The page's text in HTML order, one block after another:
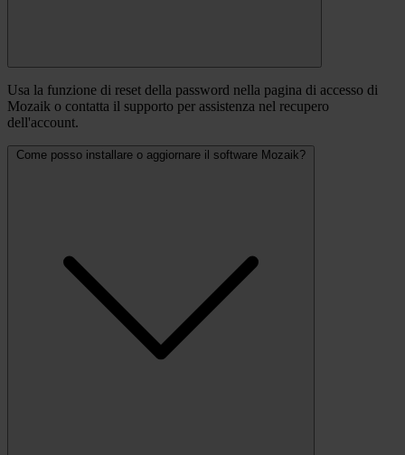
Usa la funzione di reset della password nella pagina di accesso di
Mozaik o contatta il supporto per assistenza nel recupero
dell'account.
Come posso installare o aggiornare il software Mozaik?